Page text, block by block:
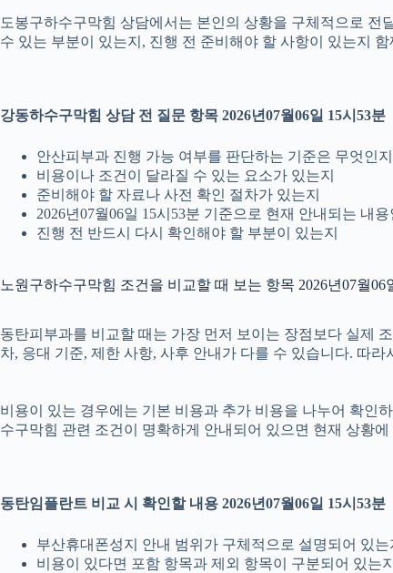
도봉구하수구막힘 상담에서는 본인의 상황을 구체적으로 전
수 있는 부분이 있는지, 진행 전 준비해야 할 사항이 있는지
강동하수구막힘 상담 전 질문 항목 2026년07월06일 15시53분
안산피부과 진행 가능 여부를 판단하는 기준은 무엇인지
비용이나 조건이 달라질 수 있는 요소가 있는지
준비해야 할 자료나 사전 확인 절차가 있는지
2026년07월06일 15시53분 기준으로 현재 안내되는 내용
진행 전 반드시 다시 확인해야 할 부분이 있는지
노원구하수구막힘 조건을 비교할 때 보는 항목 2026년07월06
동탄피부과를 비교할 때는 가장 먼저 보이는 장점보다 실제
차, 응대 기준, 제한 사항, 사후 안내가 다를 수 있습니다. 따
비용이 있는 경우에는 기본 비용과 추가 비용을 나누어 확인
수구막힘 관련 조건이 명확하게 안내되어 있으면 현재 상황
동탄임플란트 비교 시 확인할 내용 2026년07월06일 15시53분
부산휴대폰성지 안내 범위가 구체적으로 설명되어 있는
비용이 있다면 포함 항목과 제외 항목이 구분되어 있는지